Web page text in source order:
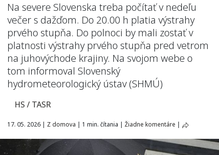
Na severe Slovenska treba počítať v nedeľu
večer s dažďom. Do 20.00 h platia výstrahy
prvého stupňa. Do polnoci by mali zostať v
platnosti výstrahy prvého stupňa pred vetrom
na juhovýchode krajiny. Na svojom webe o
tom informoval Slovenský
hydrometeorologický ústav (SHMÚ)
HS / TASR
17. 05. 2026 | Z domova | 1 min. čítania | Žiadne komentáre |